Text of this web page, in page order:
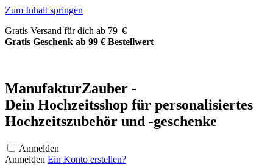
Zum Inhalt springen
Gratis Versand für dich ab 79 €
Gratis Geschenk ab 99 € Bestellwert
ManufakturZauber -
Dein Hochzeitsshop für personalisiertes
Hochzeitszubehör und -geschenke
Anmelden
Anmelden Ein Konto erstellen?